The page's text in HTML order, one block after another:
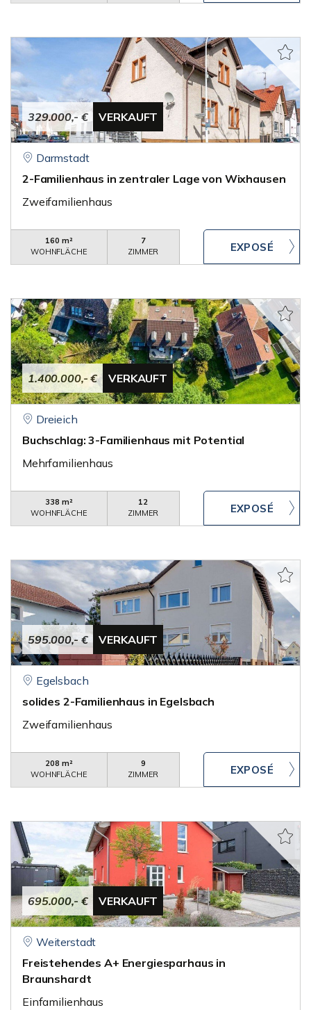
329.000,- € VERKAUFT
Darmstadt
2-Familienhaus in zentraler Lage von Wixhausen
Zweifamilienhaus
160 m²
WOHNFLÄCHE
7
ZIMMER
1.400.000,- € VERKAUFT
Dreieich
Buchschlag: 3-Familienhaus mit Potential
Mehrfamilienhaus
338 m²
WOHNFLÄCHE
12
ZIMMER
595.000,- € VERKAUFT
Egelsbach
solides 2-Familienhaus in Egelsbach
Zweifamilienhaus
208 m²
WOHNFLÄCHE
9
ZIMMER
695.000,- € VERKAUFT
Weiterstadt
Freistehendes A+ Energiesparhaus in
Braunshardt
Einfamilienhaus